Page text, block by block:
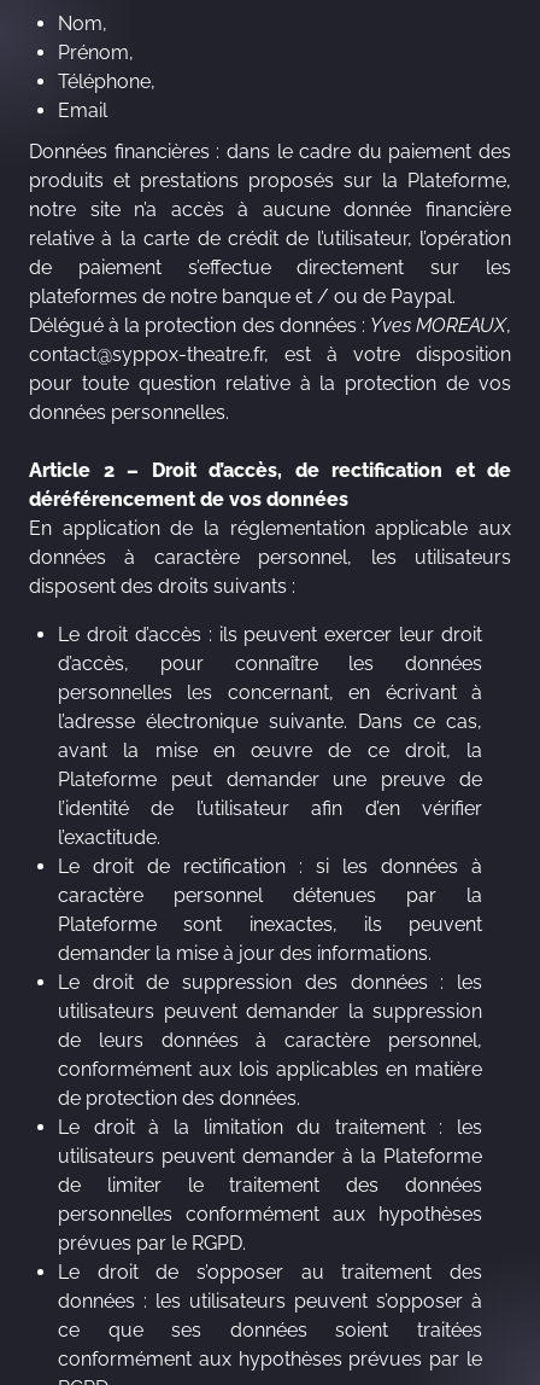
Nom,
Prénom,
Téléphone,
Email
Données financières : dans le cadre du paiement des
produits et prestations proposés sur la Plateforme,
notre site n’a accès à aucune donnée financière
relative à la carte de crédit de l’utilisateur, l’opération
de paiement s’effectue directement sur les
plateformes de notre banque et / ou de Paypal.
Délégué à la protection des données : Yves MOREAUX,
contact@syppox-theatre.fr, est à votre disposition
pour toute question relative à la protection de vos
données personnelles.
Article 2 – Droit d’accès, de rectification et de
déréférencement de vos données
En application de la réglementation applicable aux
données à caractère personnel, les utilisateurs
disposent des droits suivants :
Le droit d’accès : ils peuvent exercer leur droit
d’accès, pour connaître les données
personnelles les concernant, en écrivant à
l’adresse électronique suivante. Dans ce cas,
avant la mise en œuvre de ce droit, la
Plateforme peut demander une preuve de
l’identité de l’utilisateur afin d’en vérifier
l’exactitude.
Le droit de rectification : si les données à
caractère personnel détenues par la
Plateforme sont inexactes, ils peuvent
demander la mise à jour des informations.
Le droit de suppression des données : les
utilisateurs peuvent demander la suppression
de leurs données à caractère personnel,
conformément aux lois applicables en matière
de protection des données.
Le droit à la limitation du traitement : les
utilisateurs peuvent demander à la Plateforme
de limiter le traitement des données
personnelles conformément aux hypothèses
prévues par le RGPD.
Le droit de s’opposer au traitement des
données : les utilisateurs peuvent s’opposer à
ce que ses données soient traitées
conformément aux hypothèses prévues par le